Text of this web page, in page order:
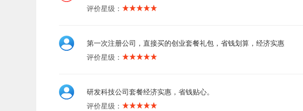
评价星级：
第一次注册公司，直接买的创业套餐礼包，省钱划算，经济实惠
评价星级：
研发科技公司套餐经济实惠，省钱贴心。
评价星级：